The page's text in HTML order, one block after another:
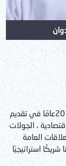
نحن في ساحات المدن نمتلك خبرة تمتد لأكثر من 20عامًا في تقديم
، الجولات
العامة
استراتيجيًا